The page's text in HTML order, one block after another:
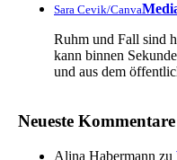
Sara Cevik/Canva
Ruhm und Fall sind
kann binnen
und aus dem
Neueste Kommentare
Alina Habermann zu